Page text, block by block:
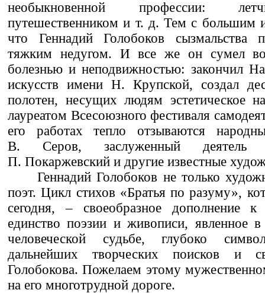
необыкновенной профессии:
путешественником и т. д. Тем с большим
что Геннадий Голобоков сызмальства
тяжким недугом. И все же он сумел
болезнью и неподвижностью: закончил
искусств имени Н. Крупской, создал
полотен, несущих людям эстетическое
лауреатом Всесоюзного фестиваля
его работах тепло отзываются
В. Серов, заслуженный деятель
П. Покаржевский и другие известные
Геннадий Голобоков не только
поэт. Цикл стихов «Братья по разуму»,
сегодня, – своеобразное дополнение
единство поэзии и живописи, явленное
человеческой судьбе, глубоко
дальнейших творческих поисков и
Голобокова. Пожелаем этому
на его многотрудной дороге.